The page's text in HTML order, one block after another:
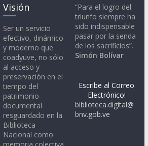
Visión
Ser un servicio
efectivo, dinámico
y moderno que
coadyuve, no sólo
al acceso y
preservación en el
tiempo del
patrimonio
documental
resguardado en la
Biblioteca
Nacional como
“Para el logro del
triunfo siempre ha
sido indispensable
pasar por la senda
de los sacrificios”.
Simón Bolívar
Escribe al Correo
Electrónico!
biblioteca.digital@
bnv.gob.ve